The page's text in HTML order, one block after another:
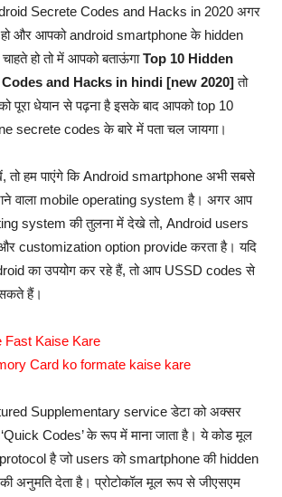
Secrete Codes and Hacks in 2020 अगर
और आपको android smartphone के hidden
हो तो में आपको बताऊंगाTop 10 Hidden
and Hacks in hindi [new 2020]तो
पूरा धेयान से पढ़ना है इसके बाद आपको top 10
secrete codes के बारे में पता चल जायगा।
तो हम पाएंगे कि Android smartphone अभी सबसे
वाला mobile operating system है। अगर आप
system की तुलना में देखे तो, Android users
customization option provide करता है। यदि
का उपयोग कर रहे हैं, तो आप USSD codes से
हैं।
Fast Kaise Kare
Card ko formate kaise kare
Supplementary service डेटा को अक्सर
‘Quick Codes’ के रूप में माना जाता है। ये कोड मूल
है जो users को smartphone की hidden
अनुमति देता है। प्रोटोकॉल मूल रूप से जीएसएम